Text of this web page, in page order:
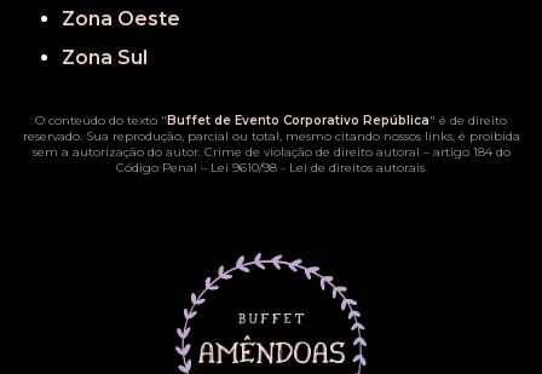
Zona Oeste
Zona Sul
O conteúdo do texto " Buffet de Evento Corporativo República" é de direito
reservado. Sua reprodução, parcial ou total, mesmo citando nossos links, é proibida
sem a autorização do autor. Crime de violação de direito autoral – artigo 184 do
Código Penal – Lei 9610/98 - Lei de direitos autorais.